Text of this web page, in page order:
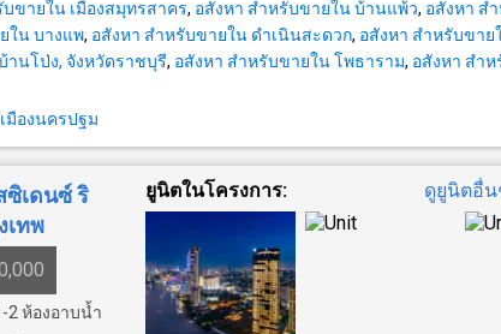
ขายใน เมืองสมุทรสาคร, อสังหา สำหรับขายใน บ้านแพ้ว, อสังหา ส
ใน บางแพ, อสังหา สำหรับขายใน ดำเนินสะดวก, อสังหา สำหรับขาย
านโป่ง, จังหวัดราชบุรี, อสังหา สำหรับขายใน โพธาราม, อสังหา สำ
มืองนครปฐม
ซิเดนซ์ ริ
เทพ
2 ห้องอาบน้ำ
ยูนิตในโครงการ: ดูยูนิตอื่น